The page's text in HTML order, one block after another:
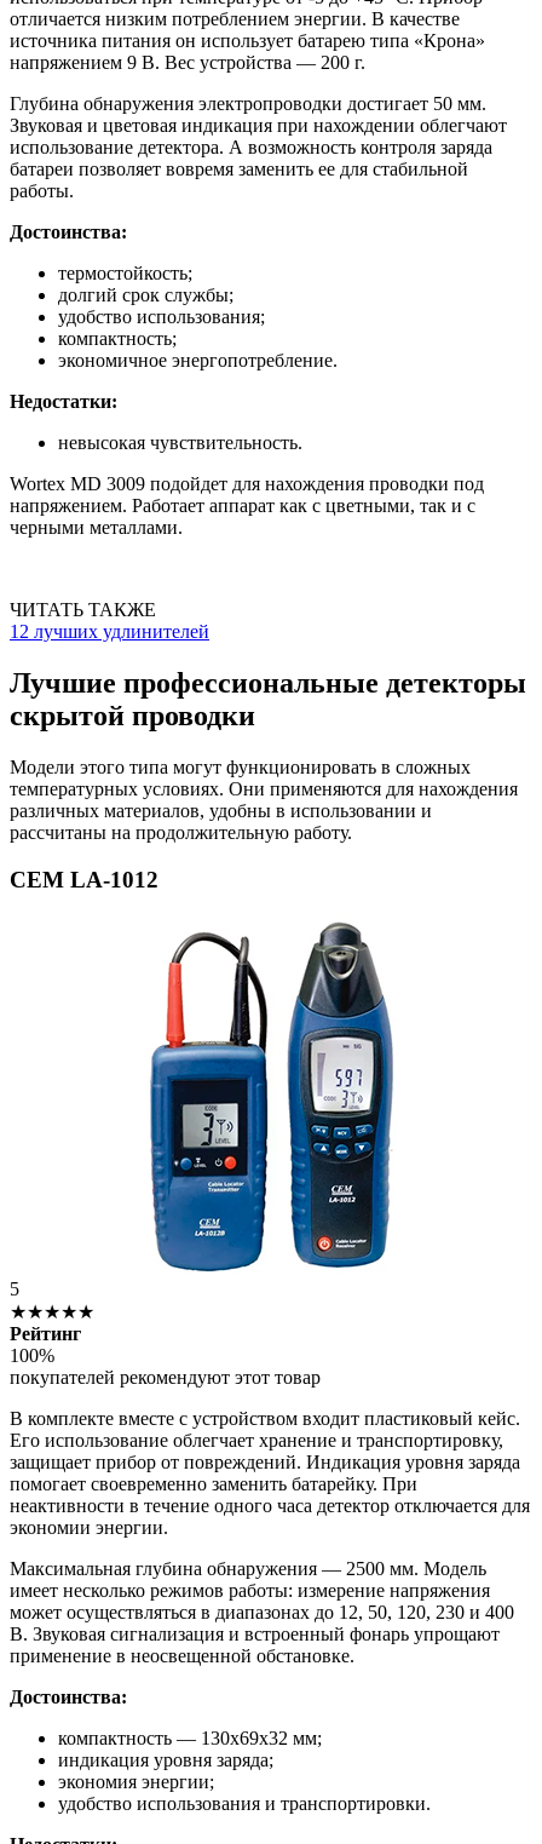
отличается низким потреблением энергии. В качестве
источника питания он использует батарею типа «Крона»
напряжением 9 В. Вес устройства — 200 г.
Глубина обнаружения электропроводки достигает 50 мм.
Звуковая и цветовая индикация при нахождении облегчают
использование детектора. А возможность контроля заряда
батареи позволяет вовремя заменить ее для стабильной
работы.
Достоинства:
термостойкость;
долгий срок службы;
удобство использования;
компактность;
экономичное энергопотребление.
Недостатки:
невысокая чувствительность.
Wortex MD 3009 подойдет для нахождения проводки под
напряжением. Работает аппарат как с цветными, так и с
черными металлами.
ЧИТАТЬ ТАКЖЕ
12 лучших удлинителей
Лучшие профессиональные детекторы
скрытой проводки
Модели этого типа могут функционировать в сложных
температурных условиях. Они применяются для нахождения
различных материалов, удобны в использовании и
рассчитаны на продолжительную работу.
CEM LA-1012
5
★★★★★
Рейтинг
100%
покупателей рекомендуют этот товар
В комплекте вместе с устройством входит пластиковый кейс.
Его использование облегчает хранение и транспортировку,
защищает прибор от повреждений. Индикация уровня заряда
помогает своевременно заменить батарейку. При
неактивности в течение одного часа детектор отключается для
экономии энергии.
Максимальная глубина обнаружения — 2500 мм. Модель
имеет несколько режимов работы: измерение напряжения
может осуществляться в диапазонах до 12, 50, 120, 230 и 400
В. Звуковая сигнализация и встроенный фонарь упрощают
применение в неосвещенной обстановке.
Достоинства:
компактность — 130х69х32 мм;
индикация уровня заряда;
экономия энергии;
удобство использования и транспортировки.